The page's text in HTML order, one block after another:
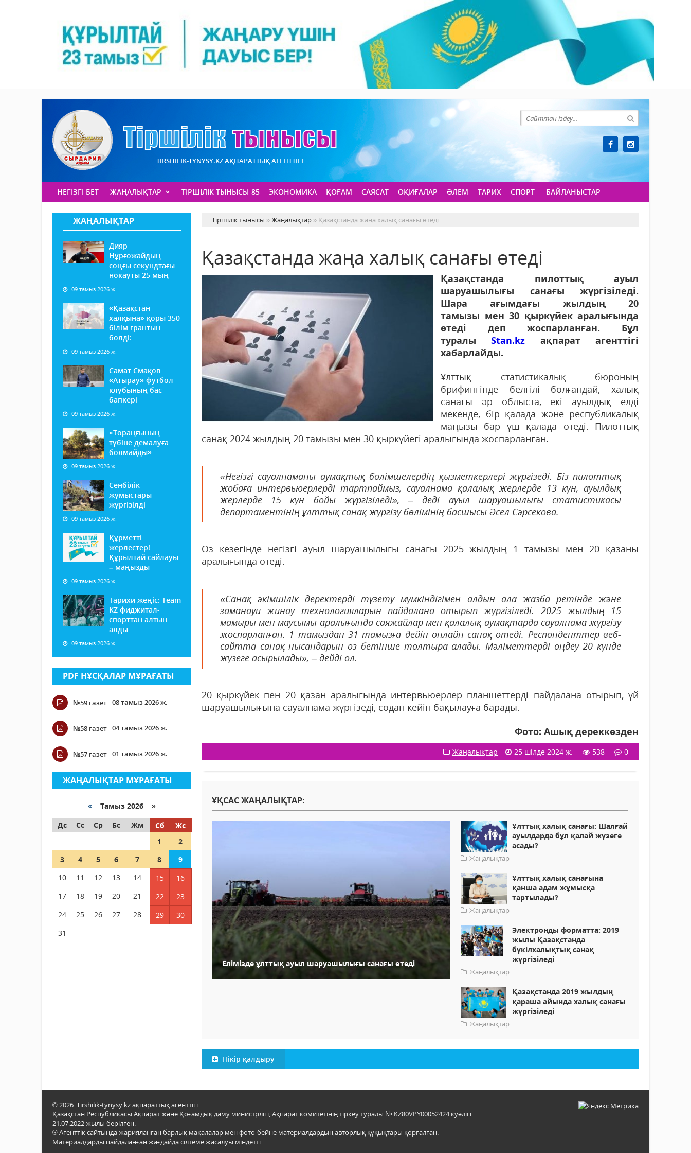
TIRSHILIK-TYNYSY.KZ АҚПАРАТТЫҚ АГЕНТТІГІ
НЕГІЗГІ БЕТ ЖАҢАЛЫҚТАР ТІРШІЛІК ТЫНЫСЫ-85 ЭКОНОМИКА ҚОҒАМ САЯСАТ ОҚИҒАЛАР ӘЛЕМ ТАРИХ СПОРТ БАЙЛАНЫСТАР
ЖАҢАЛЫҚТАР
Дияр
Нұрғожайдың
соңғы секундтағы
нокауты 25 мың
09 тамыз 2026 ж.
«Қазақстан
халқына» қоры 350
білім грантын
бөлді:
09 тамыз 2026 ж.
Самат Смақов
«Атырау» футбол
клубының бас
бапкері
09 тамыз 2026 ж.
«Тораңғының
түбіне демалуға
болмайды»
09 тамыз 2026 ж.
Сенбілік
жұмыстары
жүргізілді
09 тамыз 2026 ж.
Құрметті
жерлестер!
Құрылтай сайлауы
– маңызды
09 тамыз 2026 ж.
Тарихи жеңіс: Team
KZ фиджитал-
спорттан алтын
алды
09 тамыз 2026 ж.
PDF НҰСҚАЛАР МҰРАҒАТЫ
№59 газет 08 тамыз 2026 ж.
№58 газет 04 тамыз 2026 ж.
№57 газет 01 тамыз 2026 ж.
ЖАҢАЛЫҚТАР МҰРАҒАТЫ
« Тамыз 2026 »
Дс
Сс Ср Бс Жм Сб
Жс
1
2
3
4 5 6 7 8
9
10
11 12 13 14 15
16
17
18 19 20 21 22
23
24
25 26 27 28 29
30
31
Тіршілік тынысы »Жаңалықтар » Қазақстанда жаңа халық санағы өтеді
Қазақстанда жаңа халық санағы өтеді
Қазақстанда пилоттық ауыл
шаруашылығы санағы жүргізіледі.
Шара ағымдағы жылдың 20
тамызы мен 30 қыркүйек аралығында
өтеді деп жоспарланған. Бұл
туралыStan.kz ақпарат агенттігі
хабарлайды.
Ұлттық статистикалық бюроның
брифингінде белгілі болғандай, халық
санағы әр облыста, екі ауылдық елді
мекенде, бір қалада және республикалық
маңызы бар үш қалада өтеді. Пилоттық
санақ 2024 жылдың 20 тамызы мен 30 қыркүйегі аралығында жоспарланған.
«Негізгі сауалнаманы аумақтық бөлімшелердің қызметкерлері жүргізеді. Біз пилоттық
жобаға интервьюерлерді тартпаймыз, сауалнама қалалық жерлерде 13 күн, ауылдық
жерлерде 15 күн бойы жүргізіледі», – деді ауыл шаруашылығы статистикасы
департаментінің ұлттық санақ жүргізу бөлімінің басшысы Әсел Сәрсекова.
Өз кезегінде негізгі ауыл шаруашылығы санағы 2025 жылдың 1 тамызы мен 20 қазаны
аралығында өтеді.
«Санақ әкімшілік деректерді түзету мүмкіндігімен алдын ала жазба ретінде және
заманауи жинау технологияларын пайдалана отырып жүргізіледі. 2025 жылдың 15
мамыры мен маусымы аралығында саяжайлар мен қалалық аумақтарда сауалнама жүргізу
жоспарланған. 1 тамыздан 31 тамызға дейін онлайн санақ өтеді. Респонденттер веб-
сайтта санақ нысандарын өз бетінше толтыра алады. Мәліметтерді өңдеу 20 күнде
жүзеге асырылады», – дейді ол.
20 қыркүйек пен 20 қазан аралығында интервьюерлер планшеттерді пайдалана отырып, үй
шаруашылығына сауалнама жүргізеді, содан кейін бақылауға барады.
Фото: Ашық дереккөзден
Жаңалықтар 25 шілде 2024 ж. 538 0
ҰҚСАС ЖАҢАЛЫҚТАР:
Елімізде ұлттық ауыл шаруашылығы санағы өтеді
Ұлттық халық санағы: Шалғай
ауылдарда бұл қалай жүзеге
асады?
Жаңалықтар
Ұлттық халық санағына
қанша адам жұмысқа
тартылады?
Жаңалықтар
Электронды форматта: 2019
жылы Қазақстанда
бүкілхалықтық санақ
жүргізіледі
Жаңалықтар
Қазақстанда 2019 жылдың
қараша айында халық санағы
жүргізіледі
Жаңалықтар
Пікір қалдыру
© 2026. Tirshilik-tynysy.kz ақпараттық агенттігі.
Қазақстан Республикасы Ақпарат және Қоғамдық даму министрлігі, Ақпарат комитетінің тіркеу туралы № KZ80VPY00052424 куәлігі
21.07.2022 жылы берілген.
® Агенттік сайтында жарияланған барлық мақалалар мен фото-бейне материалдардың авторлық құқықтары қорғалған.
Материалдарды пайдаланған жағдайда сілтеме жасалуы міндетті.